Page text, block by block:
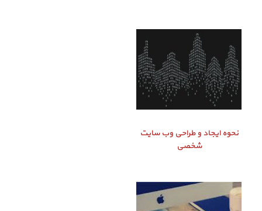
نحوه ایجاد و طراحی وب سایت
شخصی